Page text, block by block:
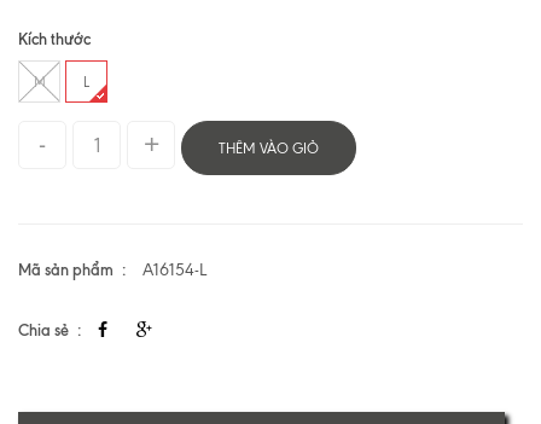
Kích thước
M L
THÊM VÀO GIỎ
Mã sản phẩm A16154-L
Chia sẻ